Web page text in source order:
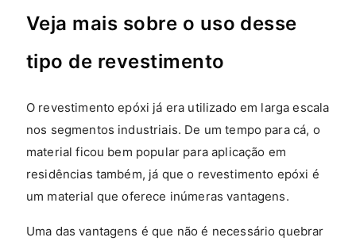
Veja mais sobre o uso desse
tipo de revestimento
O revestimento epóxi já era utilizado em larga escala
nos segmentos industriais. De um tempo para cá, o
material ficou bem popular para aplicação em
residências também, já que o revestimento epóxi é
um material que oferece inúmeras vantagens.
Uma das vantagens é que não é necessário quebrar